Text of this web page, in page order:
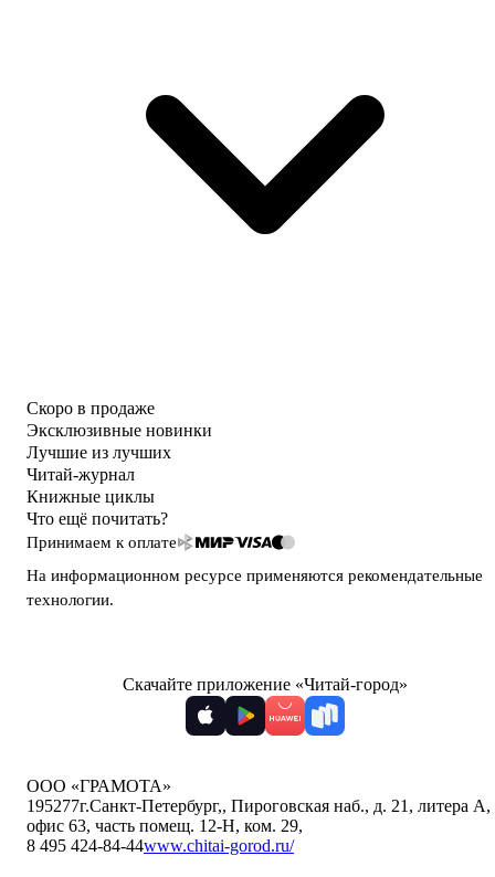
Скоро в продаже
Эксклюзивные новинки
Лучшие из лучших
Читай-журнал
Книжные циклы
Что ещё почитать?
Принимаем к оплате
На информационном ресурсе применяются рекомендательные
технологии.
Скачайте приложение «Читай-город»
ООО «ГРАМОТА»
195277г.Санкт-Петербург,, Пироговская наб., д. 21, литера А,
офис 63, часть помещ. 12-Н, ком. 29,
8 495 424-84-44www.chitai-gorod.ru/